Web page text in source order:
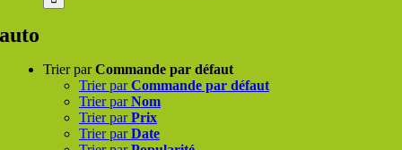
auto
Trier parCommande par défaut
Trier parCommande par défaut
Trier parNom
Trier parPrix
Trier parDate